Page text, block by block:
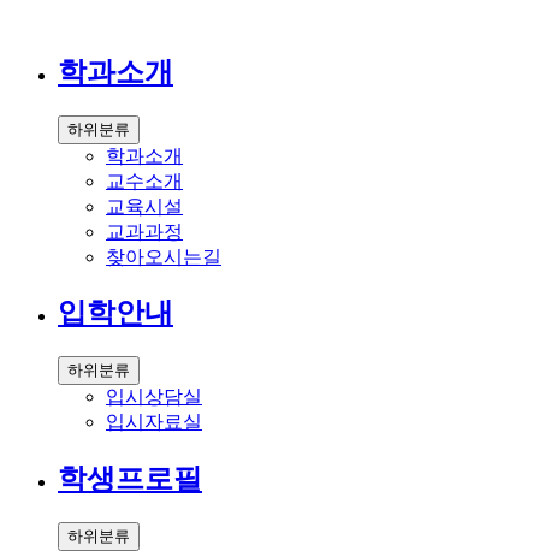
학과소개
하위분류
학과소개
교수소개
교육시설
교과과정
찾아오시는길
입학안내
하위분류
입시상담실
입시자료실
학생프로필
하위분류